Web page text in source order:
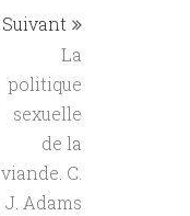
Suivant
La
politique
sexuelle
de la
viande. C.
J. Adams